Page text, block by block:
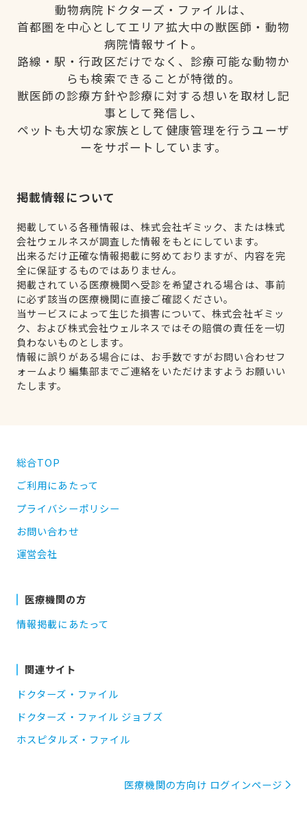
動物病院ドクターズ・ファイルは、
首都圏を中心としてエリア拡大中の獣医師・動物
病院情報サイト。
路線・駅・行政区だけでなく、診療可能な動物か
らも検索できることが特徴的。
獣医師の診療方針や診療に対する想いを取材し記
事として発信し、
ペットも大切な家族として健康管理を行うユーザ
ーをサポートしています。
掲載情報について
掲載している各種情報は、株式会社ギミック、または株式
会社ウェルネスが調査した情報をもとにしています。
出来るだけ正確な情報掲載に努めておりますが、内容を完
全に保証するものではありません。
掲載されている医療機関へ受診を希望される場合は、事前
に必ず該当の医療機関に直接ご確認ください。
当サービスによって生じた損害について、株式会社ギミッ
ク、および株式会社ウェルネスではその賠償の責任を一切
負わないものとします。
情報に誤りがある場合には、お手数ですがお問い合わせフ
ォームより編集部までご連絡をいただけますようお願いい
たします。
総合TOP
ご利用にあたって
プライバシーポリシー
お問い合わせ
運営会社
医療機関の方
情報掲載にあたって
関連サイト
ドクターズ・ファイル
ドクターズ・ファイル ジョブズ
ホスピタルズ・ファイル
医療機関の方向け ログインページ